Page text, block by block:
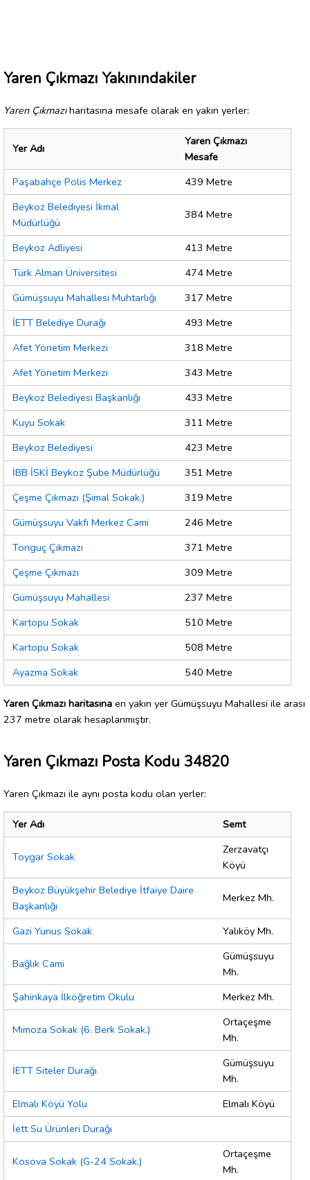
Yaren Çıkmazı Yakınındakiler
Yaren Çıkmazıharitasına mesafe olarak en yakın yerler:
Yer Adı
Yaren Çıkmazı
Mesafe
Paşabahçe Polis Merkez
439 Metre
Beykoz Belediyesi İkmal
Müdürlüğü
384 Metre
Beykoz Adliyesi
413 Metre
Türk Alman Üniversitesi
474 Metre
Gümüşsuyu Mahallesi Muhtarlığı
317 Metre
İETT Belediye Durağı
493 Metre
Afet Yönetim Merkezi
318 Metre
Afet Yönetim Merkezi
343 Metre
Beykoz Belediyesi Başkanlığı
433 Metre
Kuyu Sokak
311 Metre
Beykoz Belediyesi
423 Metre
İBB İSKİ Beykoz Şube Müdürlüğü
351 Metre
Çeşme Çıkmazı (Şimal Sokak.)
319 Metre
Gümüşsuyu Vakfı Merkez Cami
246 Metre
Tonguç Çıkmazı
371 Metre
Çeşme Çıkmazı
309 Metre
Gümüşsuyu Mahallesi
237 Metre
Kartopu Sokak
510 Metre
Kartopu Sokak
508 Metre
Ayazma Sokak
540 Metre
Yaren Çıkmazı haritasına en yakın yer Gümüşsuyu Mahallesi ile arası
237 metre olarak hesaplanmıştır.
Yaren Çıkmazı Posta Kodu 34820
Yaren Çıkmazı ile aynı posta kodu olan yerler:
Yer Adı Semt
Toygar Sokak
Zerzavatçı
Köyü
Beykoz Büyükşehir Belediye İtfaiye Daire
Başkanlığı
Merkez Mh.
Gazi Yunus Sokak Yalıköy Mh.
Bağlık Cami
Gümüşsuyu
Mh.
Şahinkaya İlköğretim Okulu
Merkez Mh.
Mimoza Sokak (6. Berk Sokak.)
Ortaçeşme
Mh.
İETT Siteler Durağı
Gümüşsuyu
Mh.
Elmalı Köyü Yolu
Elmalı Köyü
İett Su Ürünleri Durağı
Kosova Sokak (G-24 Sokak.)
Ortaçeşme
Mh.